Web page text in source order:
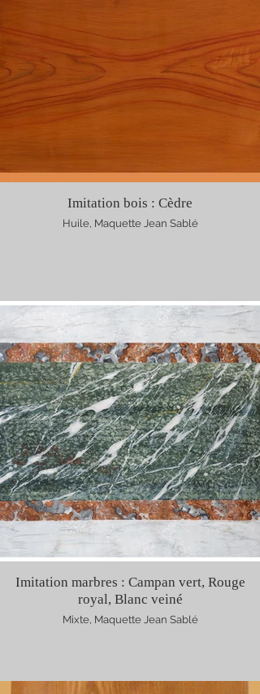
Imitation bois : Cèdre
Huile, Maquette Jean Sablé
Imitation marbres : Campan vert, Rouge
royal, Blanc veiné
Mixte, Maquette Jean Sablé